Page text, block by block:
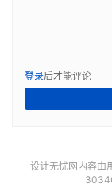
登录后才能评论
设计无忧网内容由